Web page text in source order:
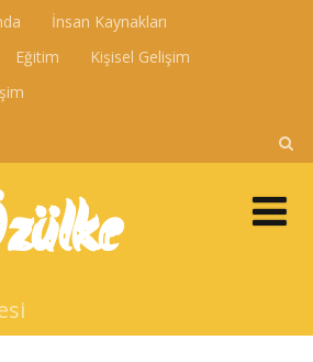
İnsan Kaynakları
Eğitim
Kişisel Gelişim